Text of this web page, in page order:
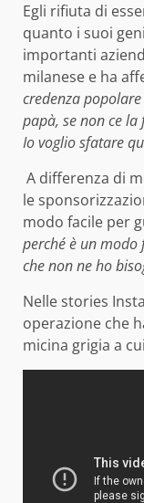
Egli rifiuta di
quanto i suoi
importanti
milanese e ha
credenza
papà, se non ce
Io voglio sfatare
A differenza di
le
modo facile per
perché è un modo
che non ne ho
Nelle stories
operazione che
micina grigia a